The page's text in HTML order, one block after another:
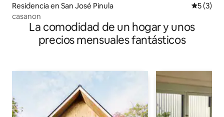
Residencia en San José Pinula
5 (3)
casanon
La comodidad de un hogar y unos
precios mensuales fantásticos